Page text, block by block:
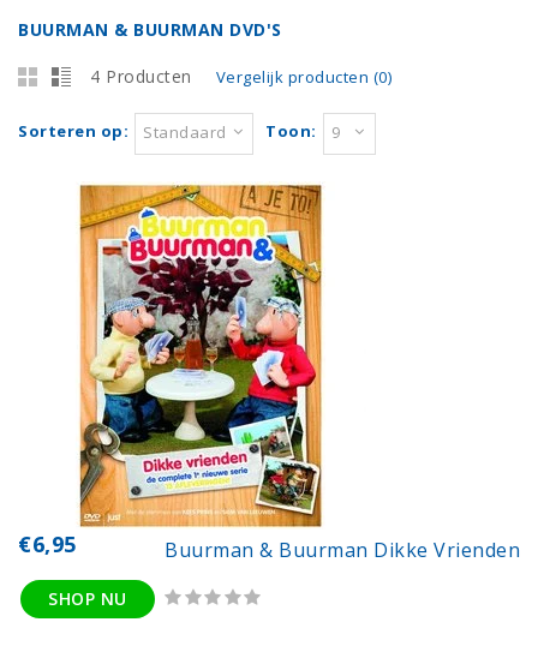
BUURMAN & BUURMAN DVD'S
4 Producten Vergelijk producten (0)
Sorteren op: Standaard Toon: 9
Buurman & Buurman Dikke Vrienden
€6,95
SHOP NU